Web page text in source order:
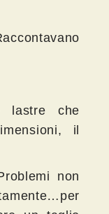
lastre che
il
non